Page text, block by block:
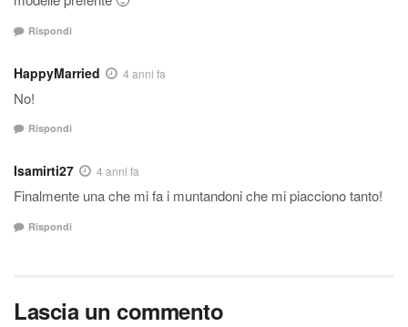
Rispondi
HappyMarried 4 anni fa
No!
Rispondi
Isamirti27 4 anni fa
Finalmente una che mi fa i muntandoni che mi piacciono tanto!
Rispondi
Lascia un commento